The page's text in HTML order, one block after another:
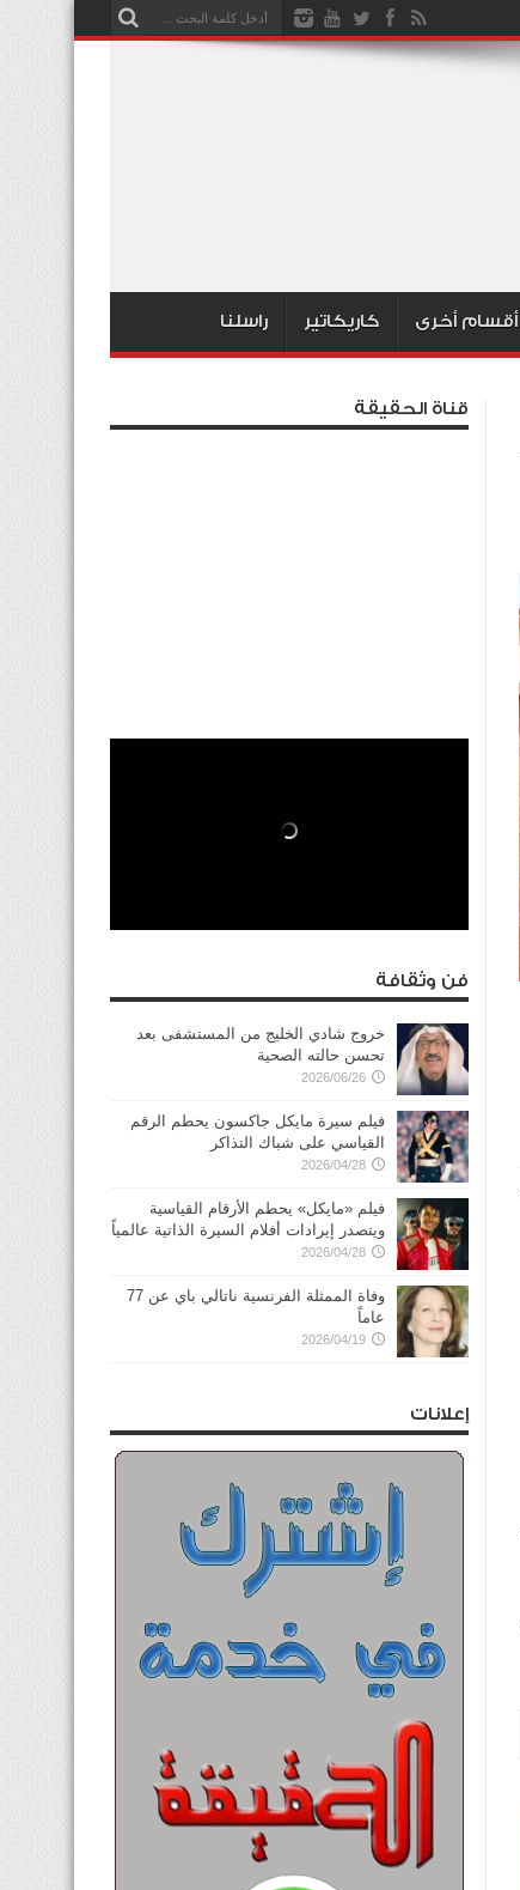
أقسام أخرى كاريكاتير راسلنا
قناة الحقيقة
فن وثقافة
خروج شادي الخليج من المستشفى بعد
تحسن حالته الصحية
2026/06/26
فيلم سيرة مايكل جاكسون يحطم الرقم
القياسي على شباك التذاكر
2026/04/28
فيلم «مايكل» يحطم الأرقام القياسية
ويتصدر إيرادات أفلام السيرة الذاتية عالمياً
2026/04/28
وفاة الممثلة الفرنسية ناتالي باي عن 77
عاماً
2026/04/19
إعلانات